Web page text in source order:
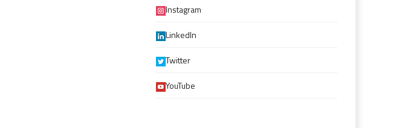
Instagram
LinkedIn
Twitter
YouTube